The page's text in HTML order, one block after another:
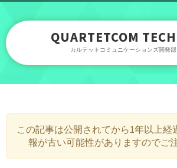
QUARTETCOM
カルテットコミュニケーションズ開発
この記事は公開されてから1年以上経
報が古い可能性がありますのでご